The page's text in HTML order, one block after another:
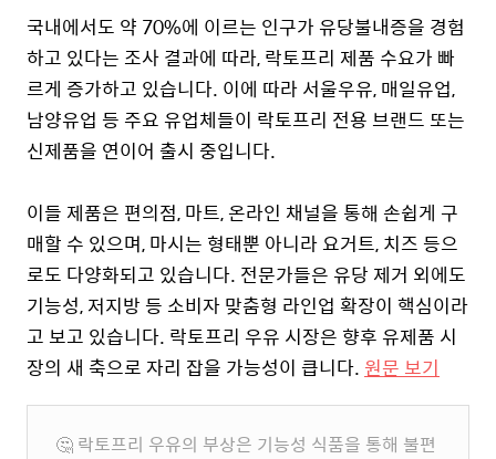
국내에서도 약 70%에 이르는 인구가 유당불내증을 경험
하고 있다는 조사 결과에 따라, 락토프리 제품 수요가 빠
르게 증가하고 있습니다. 이에 따라 서울우유, 매일유업,
남양유업 등 주요 유업체들이 락토프리 전용 브랜드 또는
신제품을 연이어 출시 중입니다.
이들 제품은 편의점, 마트, 온라인 채널을 통해 손쉽게 구
매할 수 있으며, 마시는 형태뿐 아니라 요거트, 치즈 등으
로도 다양화되고 있습니다. 전문가들은 유당 제거 외에도
기능성, 저지방 등 소비자 맞춤형 라인업 확장이 핵심이라
고 보고 있습니다. 락토프리 우유 시장은 향후 유제품 시
장의 새 축으로 자리 잡을 가능성이 큽니다. 원문 보기
🤔 락토프리 우유의 부상은 기능성 식품을 통해 불편